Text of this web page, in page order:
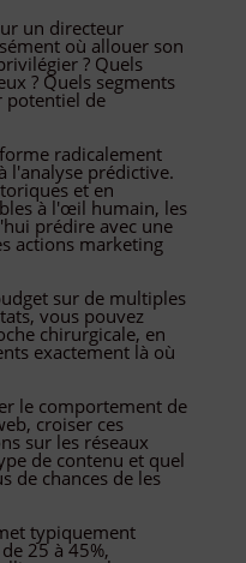
un directeur
où allouer son
? Quels
? Quels segments
potentiel de
radicalement
l'analyse prédictive.
et en
à l'œil humain, les
prédire avec une
actions marketing
sur de multiples
vous pouvez
chirurgicale, en
exactement là où
le comportement de
croiser ces
sur les réseaux
de contenu et quel
de chances de les
typiquement
25 à 45%,